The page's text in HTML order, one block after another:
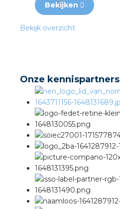
Bekijken
Bekijk overzicht
Onze kennispartners